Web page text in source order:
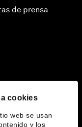
cookies
web se usan
y los
de prensa